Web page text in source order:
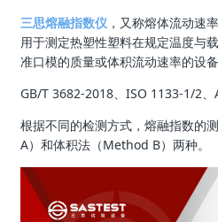
三思熔融指数仪 ，又称熔体流动速
用于测定热塑性塑料在规定温度与
准口模的质量或体积流动速率的设
GB/T 3682-2018、ISO 1133-1/2、
根据不同的检测方式，熔融指数的
A）和体积法（Method B）两种。